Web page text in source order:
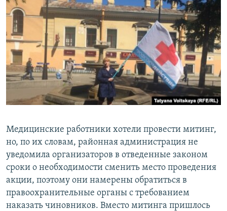
Медицинские работники хотели провести митинг,
но, по их словам, районная администрация не
уведомила организаторов в отведенные законом
сроки о необходимости сменить место проведения
акции, поэтому они намерены обратиться в
правоохранительные органы с требованием
наказать чиновников. Вместо митинга пришлось